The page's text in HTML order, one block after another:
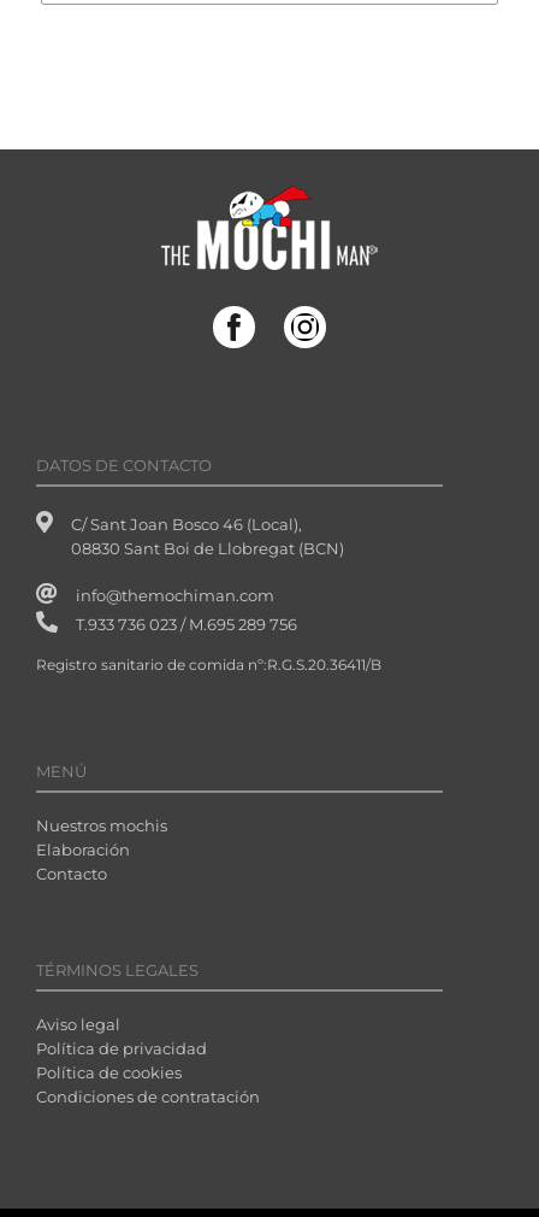
DATOS DE CONTACTO
C/ Sant Joan Bosco 46 (Local),
08830 Sant Boi de Llobregat (BCN)
info@themochiman.com
T.933 736 023 / M.695 289 756
Registro sanitario de comida nº:R.G.S.20.36411/B
MENÚ
Nuestros mochis
Elaboración
Contacto
TÉRMINOS LEGALES
Aviso legal
Política de privacidad
Política de cookies
Condiciones de contratación